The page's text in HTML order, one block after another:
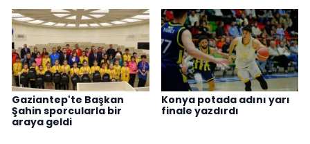
Gaziantep'te Başkan
Şahin sporcularla bir
araya geldi
Konya potada adını yarı
finale yazdırdı